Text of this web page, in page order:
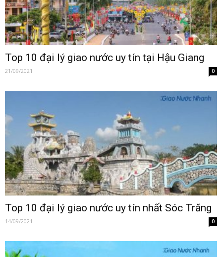
Top 10 đại lý giao nước uy tín tại Hậu Giang
21/09/2021 0
Top 10 đại lý giao nước uy tín nhất Sóc Trăng
14/09/2021 0